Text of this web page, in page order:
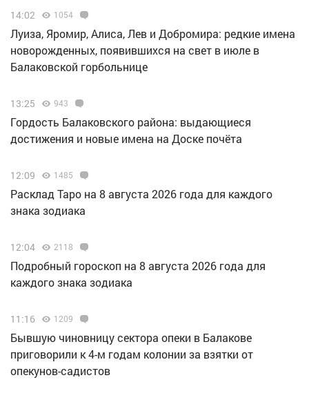
14:02 1054
Луиза, Яромир, Алиса, Лев и Добромира: редкие имена
новорожденных, появившихся на свет в июле в
Балаковской горбольнице
13:25 943
Гордость Балаковского района: выдающиеся
достижения и новые имена на Доске почёта
12:09 1485
Расклад Таро на 8 августа 2026 года для каждого
знака зодиака
12:04 2118
Подробный гороскоп на 8 августа 2026 года для
каждого знака зодиака
11:16 1209
Бывшую чиновницу сектора опеки в Балакове
приговорили к 4-м годам колонии за взятки от
опекунов-садистов